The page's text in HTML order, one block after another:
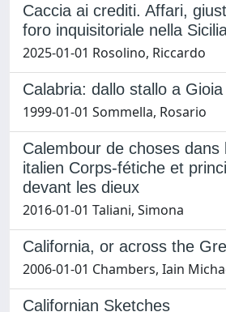
Caccia ai crediti. Affari,
foro inquisitoriale nella
2025-01-01 Rosolino, Riccardo
Calabria: dallo stallo a Gioia
1999-01-01 Sommella, Rosario
Calembour de choses dans
italien Corps-fétiche et
devant les dieux
2016-01-01 Taliani, Simona
California, or across the
2006-01-01 Chambers, Iain
Californian Sketches